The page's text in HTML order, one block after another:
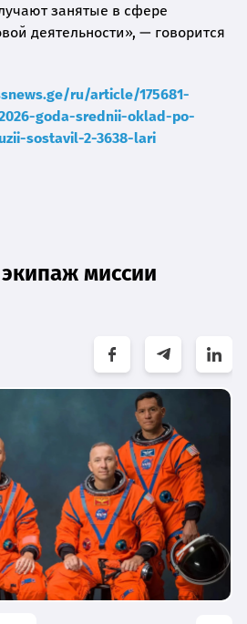
занятые в сфере
деятельности», — говорится
ru/article/175681-
goda-srednii-oklad-po-
sostavil-2-3638-lari
миссии